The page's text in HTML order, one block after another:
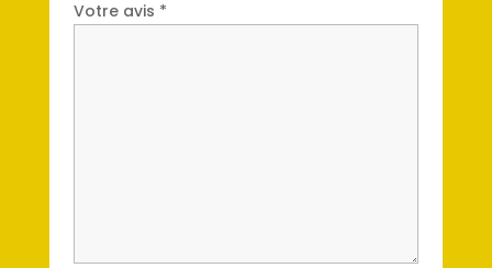
Votre avis *